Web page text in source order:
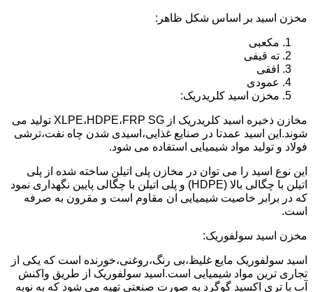
مخزن اسید بر اساس شکل ظاهر:
مکعبی
ته قیفی
افقی
عمودی
مخزن اسید کلریدریک:
مخازن ذخیره اسید کلریدریک از XLPE،HDPE،FRP SG تولید می
شوند.این اسید عمدتا در صنایع غذایی،اسیدی شدن چاه نفت،ترشی
فولاد و تولید مواد شیمیایی استفاده می شود.
این نوع اسید را می توان در مخازن پلی اتیلن ساخته شده از پلی
اتیلن با چگالی بالا (HDPE) و پلی اتیلن با چگالی پایین نگهداری نمود
که در برابر خاصیت شیمیایی ان مقاوم است و مقرون به صرفه
است.
مخزن اسید سولفوریک:
اسید سولفوریک مایع غلیظ،بی رنگ،روغنی،خورنده است که یکی از
تجاری ترین مواد شیمیایی است.اسید سولفوریک از طریق واکنش
آب با تری اکسید گوگرد به صورت صنعتی تهیه می شود که به نوبه